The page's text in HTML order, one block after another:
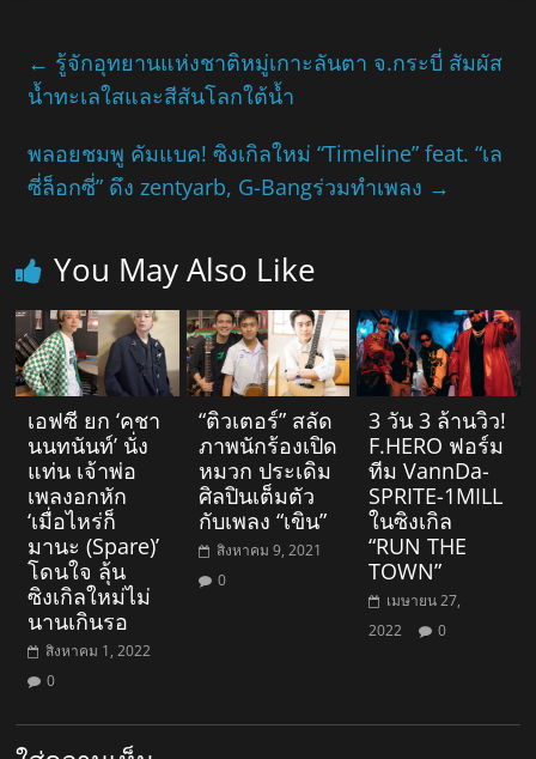
← รู้จักอุทยานแห่งชาติหมู่เกาะลันตา จ.กระบี่ สัมผัส
น้ำทะเลใสและสีสันโลกใต้น้ำ
พลอยชมพู คัมแบค! ซิงเกิลใหม่ “Timeline” feat. “เล
ซี่ล็อกซี่” ดึง zentyarb, G-Bangร่วมทำเพลง →
You May Also Like
เอฟซี ยก ‘คชา
นนทนันท์’ นั่ง
แท่น เจ้าพ่อ
เพลงอกหัก
‘เมื่อไหร่ก็
มานะ (Spare)’
โดนใจ ลุ้น
ซิงเกิลใหม่ไม่
นานเกินรอ
สิงหาคม 1, 2022
0
“ติวเตอร์” สลัด
ภาพนักร้องเปิด
หมวก ประเดิม
ศิลปินเต็มตัว
กับเพลง “เขิน”
สิงหาคม 9, 2021
0
3 วัน 3 ล้านวิว!
F.HERO ฟอร์ม
ทีม VannDa-
SPRITE-1MILL
ในซิงเกิล
“RUN THE
TOWN”
เมษายน 27,
2022
0